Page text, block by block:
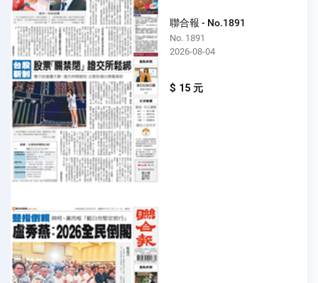
聯合報 - No.1891
No. 1891
2026-08-04
$ 15 元